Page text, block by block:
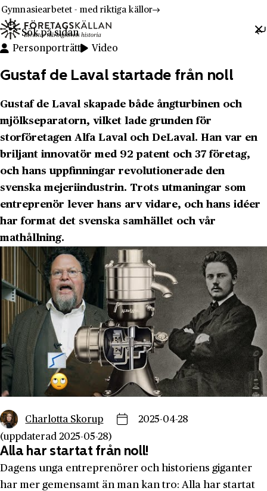
Hoppa till innehåll
Till innehåll
Gymnasiearbetet - med riktiga källor
Sök efter:
Personporträtt Video
Gustaf de Laval startade från noll
Gustaf de Laval skapade både ångturbinen och
mjölkseparatorn, vilket lade grunden för
storföretagen Alfa Laval och DeLaval. Han var en
briljant innovatör med 92 patent och 37 företag,
och hans uppfinningar revolutionerade den
svenska mejeriindustrin. Trots utmaningar som
entreprenör lever hans arv vidare, och hans idéer
har format det svenska samhället och vår
mathållning.
Charlotta Skorup
2025-04-28
(uppdaterad 2025-05-28)
Alla har startat från noll!
Dagens unga entreprenörer och historiens giganter
har mer gemensamt än man kan tro: Alla har startat